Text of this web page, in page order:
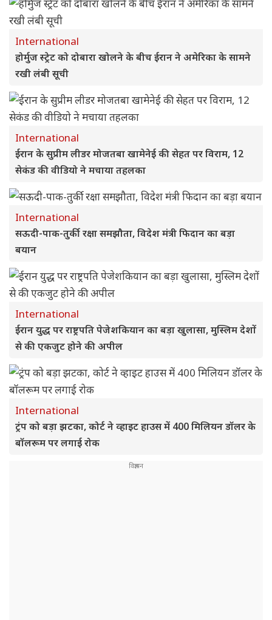
International
होर्मुज स्ट्रेट को दोबारा खोलने के बीच ईरान ने अमेरिका के सामने
रखी लंबी सूची
International
ईरान के सुप्रीम लीडर मोजतबा खामेनेई की सेहत पर विराम, 12
सेकंड की वीडियो ने मचाया तहलका
International
सऊदी-पाक-तुर्की रक्षा समझौता, विदेश मंत्री फिदान का बड़ा
बयान
International
ईरान युद्ध पर राष्ट्रपति पेजेशकियान का बड़ा खुलासा, मुस्लिम देशों
से की एकजुट होने की अपील
International
ट्रंप को बड़ा झटका, कोर्ट ने व्हाइट हाउस में 400 मिलियन डॉलर के
बॉलरूम पर लगाई रोक